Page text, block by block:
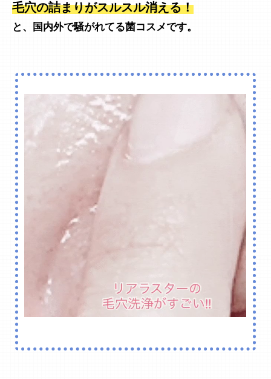
毛穴の詰まりがスルスル消える！
と、国内外で騒がれてる菌コスメです。